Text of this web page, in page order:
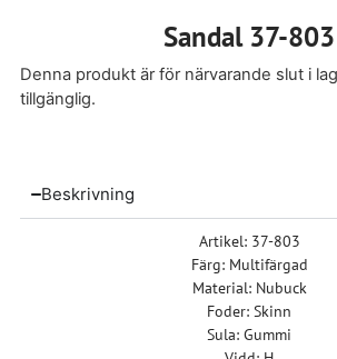
Sandal 37-803
Denna produkt är för närvarande slut i
tillgänglig.
Beskrivning
Artikel: 37-803
Färg: Multifärgad
Material: Nubuck
Foder: Skinn
Sula: Gummi